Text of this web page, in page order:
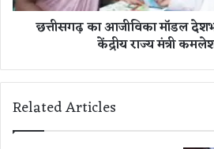
,
आ
द
वि
श
छत्तीसगढ़ का आजीविका मॉडल
केंद्रीय राज्य मंत्री
Related Articles